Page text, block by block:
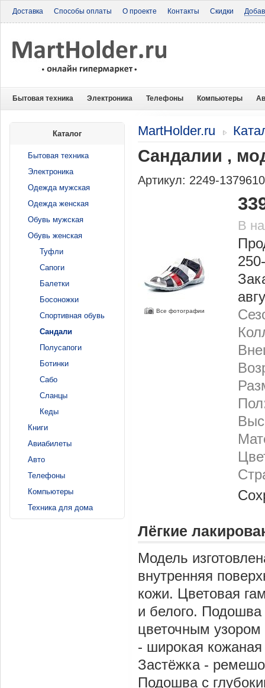
Доставка Способы оплаты О проекте Контакты Скидки
Бытовая техника Электроника Телефоны Компьютеры
MartHolder.ru
Сандалии ,
Артикул: 2249-
Все фотографии
В
Лёгкие
Модель
внутренняя
кожи. Цветовая
и белого.
цветочным узором
- широкая
Застёжка -
Подошва с
Каталог
Бытовая техника
Электроника
Одежда мужская
Одежда женская
Обувь мужская
Обувь женская
Туфли
Сапоги
Балетки
Босоножки
Спортивная обувь
Сандали
Полусапоги
Ботинки
Сабо
Сланцы
Кеды
Книги
Авиабилеты
Авто
Телефоны
Компьютеры
Техника для дома